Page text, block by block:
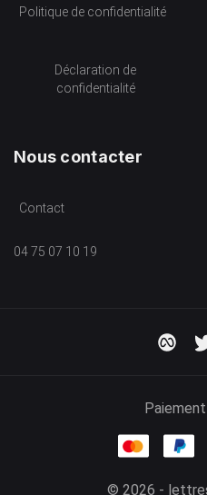
Politique de confidentialité
Déclaration de
confidentialité
Nous contacter
Contact
04 75 07 10 19
© 2026 -